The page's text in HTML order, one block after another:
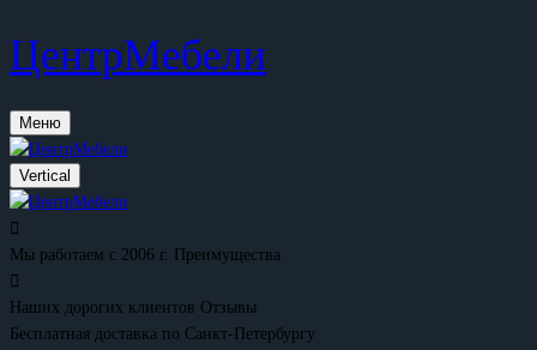
ЦентрМебели
Меню
Vertical
Мы работаем с 2006 г. Преимущества
Наших дорогих клиентов Отзывы
Бесплатная доставка по Санкт-Петербургу